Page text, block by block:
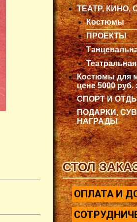
ТЕАТР, КИНО,
Костюмы
ПРОЕКТЫ
Костюмы для
цене 5000 руб.
СПОРТ И
ПОДАРКИ,
НАГРАДЫ
СТОЛ
ОПЛАТА И